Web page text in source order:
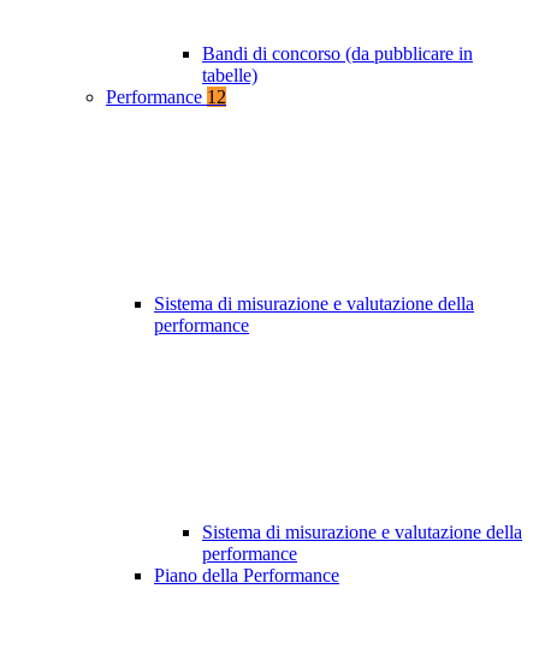
Bandi di concorso (da pubblicare in
tabelle)
Performance 12
Sistema di misurazione e valutazione della
performance
Sistema di misurazione e valutazione della
performance
Piano della Performance